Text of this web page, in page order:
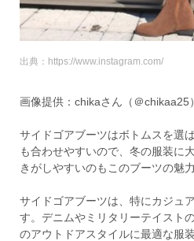
出典：https://www.instagram.com/
画像提供：chikaさん（＠chikaa25）
サイドゴアブーツはボトムスを選
も合わせやすいので、冬の服装に
きがしやすいのもこのブーツの魅力
サイドゴアブーツは、特にカジュ
す。デニムやミリタリーテイスト
のアウトドアスタイルに最適な服